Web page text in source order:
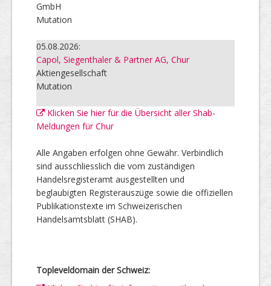
GmbH
Mutation
05.08.2026:
Capol, Siegenthaler & Partner AG, Chur
Aktiengesellschaft
Mutation
Klicken Sie hier für die Übersicht aller Shab-
Meldungen für Chur
Alle Angaben erfolgen ohne Gewähr. Verbindlich
sind ausschliesslich die vom zuständigen
Handelsregisteramt ausgestellten und
beglaubigten Registerauszüge sowie die offiziellen
Publikationstexte im Schweizerischen
Handelsamtsblatt (SHAB).
Topleveldomain der Schweiz: